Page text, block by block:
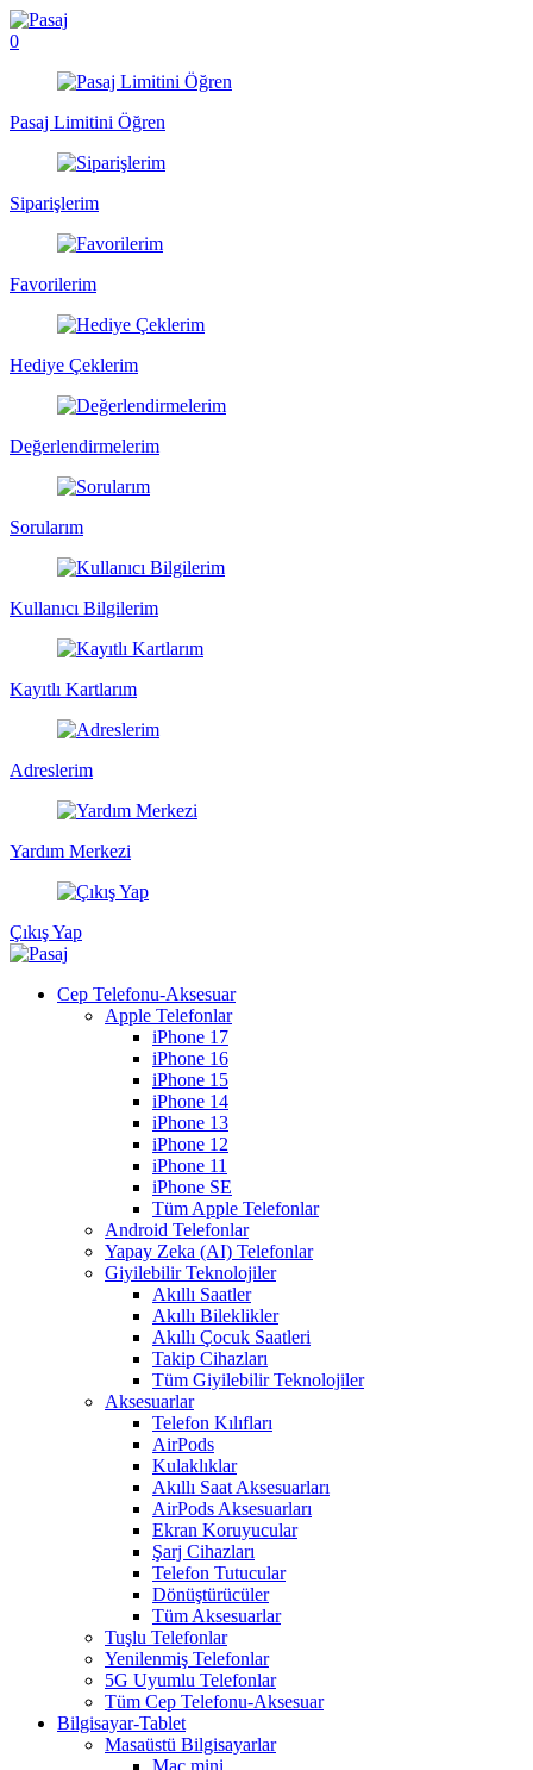
0
Pasaj Limitini Öğren
Siparişlerim
Favorilerim
Hediye Çeklerim
Değerlendirmelerim
Sorularım
Kullanıcı Bilgilerim
Kayıtlı Kartlarım
Adreslerim
Yardım Merkezi
Çıkış Yap
Cep Telefonu-Aksesuar
Apple Telefonlar
iPhone 17
iPhone 16
iPhone 15
iPhone 14
iPhone 13
iPhone 12
iPhone 11
iPhone SE
Tüm Apple Telefonlar
Android Telefonlar
Yapay Zeka (AI) Telefonlar
Giyilebilir Teknolojiler
Akıllı Saatler
Akıllı Bileklikler
Akıllı Çocuk Saatleri
Takip Cihazları
Tüm Giyilebilir Teknolojiler
Aksesuarlar
Telefon Kılıfları
AirPods
Kulaklıklar
Akıllı Saat Aksesuarları
AirPods Aksesuarları
Ekran Koruyucular
Şarj Cihazları
Telefon Tutucular
Dönüştürücüler
Tüm Aksesuarlar
Tuşlu Telefonlar
Yenilenmiş Telefonlar
5G Uyumlu Telefonlar
Tüm Cep Telefonu-Aksesuar
Bilgisayar-Tablet
Masaüstü Bilgisayarlar
Mac mini